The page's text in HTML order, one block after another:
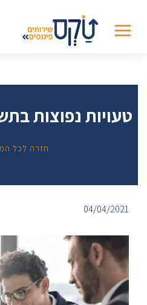
טעויות נפוצות
חזרה לכל
04/04/2021